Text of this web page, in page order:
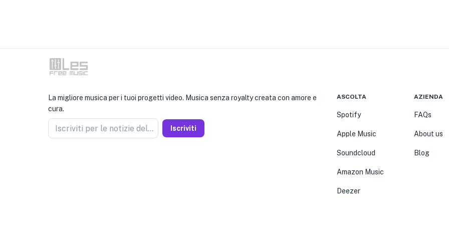
La migliore musica per i tuoi progetti video. Musica senza royalty creata con amore e
cura.
Iscriviti per le notizie del venditore Iscriviti
ASCOLTA
Spotify
Apple Music
Soundcloud
Amazon Music
Deezer
AZIENDA
FAQs
About us
Blog